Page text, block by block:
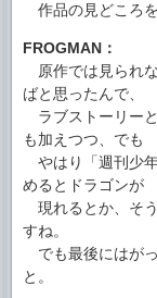
作品の見どころを
FROGMAN：
原作では見られ
ばと思ったんで、
ラブストーリー
も加えつつ、でも
やはり「週刊少
めるとドラゴンが
現れるとか、そ
すね。
でも最後にはが
と。